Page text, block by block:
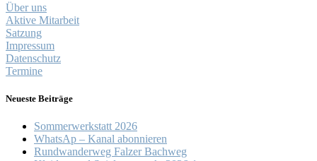
Über uns
Aktive Mitarbeit
Satzung
Impressum
Datenschutz
Termine
Neueste Beiträge
Sommerwerkstatt 2026
WhatsAp – Kanal abonnieren
Rundwanderweg Falzer Bachweg